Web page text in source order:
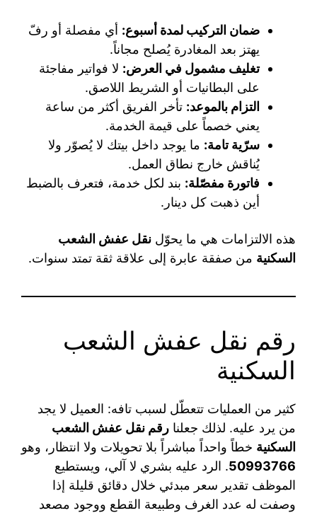
ضمان التركيب لمدة أسبوع: أي مفصلة أو رفّ
يهتز بعد المغادرة يُصلح مجاناً.
تغليف مشمول في العرض: لا فواتير مفاجئة
على البطانيات أو الشريط اللاصق.
التزام بالموعد: تأخر الفريق أكثر من ساعة
يعني خصماً على قيمة الخدمة.
سرّية تامة: ما يوجد داخل بيتك لا يُصوّر ولا
يُناقش خارج نطاق العمل.
فاتورة مفصّلة: بند لكل خدمة، فتعرف بالضبط
أين ذهبت كل دينار.
هذه الالتزامات هي ما يحوّل نقل عفش الشعب
السكنية من صفقة عابرة إلى علاقة ثقة تمتد سنوات.
رقم نقل عفش الشعب
السكنية
كثير من العمليات تتعطّل لسبب تافه: العميل لا يجد
من يرد عليه. لذلك جعلنا رقم نقل عفش الشعب
السكنية خطاً واحداً مباشراً بلا تحويلات ولا انتظار، وهو
50993766. الرد عليه بشري لا آلي، ويستطيع
الموظف تقدير سعر مبدئي خلال دقائق قليلة إذا
وصفت له عدد الغرف وطبيعة القطع ووجود مصعد